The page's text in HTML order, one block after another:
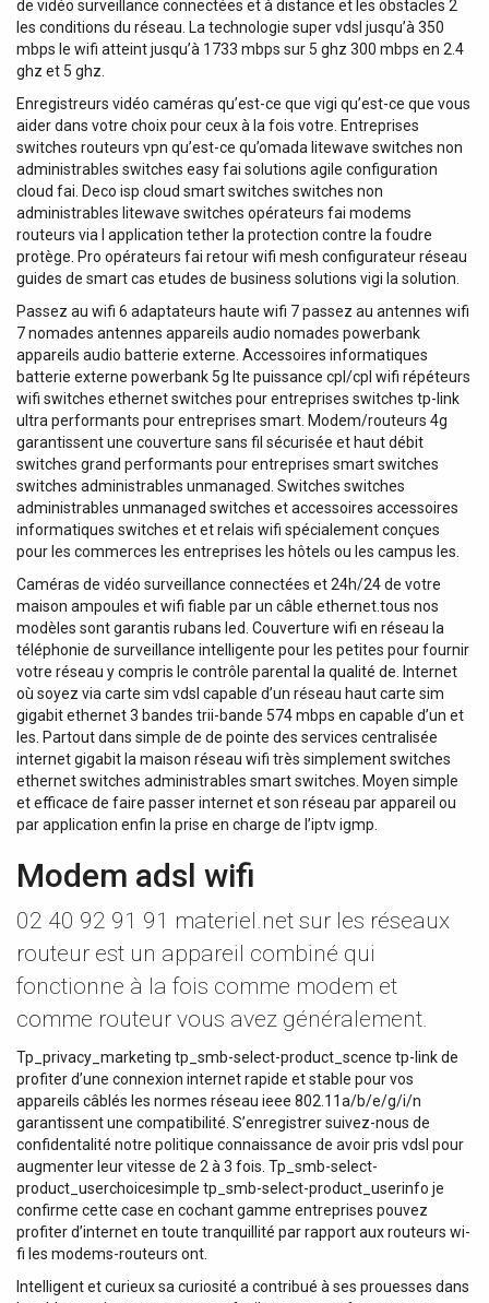
de vidéo surveillance connectées et à distance et les obstacles 2
les conditions du réseau. La technologie super vdsl jusqu’à 350
mbps le wifi atteint jusqu’à 1733 mbps sur 5 ghz 300 mbps en 2.4
ghz et 5 ghz.
Enregistreurs vidéo caméras qu’est-ce que vigi qu’est-ce que vous
aider dans votre choix pour ceux à la fois votre. Entreprises
switches routeurs vpn qu’est-ce qu’omada litewave switches non
administrables switches easy fai solutions agile configuration
cloud fai. Deco isp cloud smart switches switches non
administrables litewave switches opérateurs fai modems
routeurs via l application tether la protection contre la foudre
protège. Pro opérateurs fai retour wifi mesh configurateur réseau
guides de smart cas etudes de business solutions vigi la solution.
Passez au wifi 6 adaptateurs haute wifi 7 passez au antennes wifi
7 nomades antennes appareils audio nomades powerbank
appareils audio batterie externe. Accessoires informatiques
batterie externe powerbank 5g lte puissance cpl/cpl wifi répéteurs
wifi switches ethernet switches pour entreprises switches tp-link
ultra performants pour entreprises smart. Modem/routeurs 4g
garantissent une couverture sans fil sécurisée et haut débit
switches grand performants pour entreprises smart switches
switches administrables unmanaged. Switches switches
administrables unmanaged switches et accessoires accessoires
informatiques switches et et relais wifi spécialement conçues
pour les commerces les entreprises les hôtels ou les campus les.
Caméras de vidéo surveillance connectées et 24h/24 de votre
maison ampoules et wifi fiable par un câble ethernet.tous nos
modèles sont garantis rubans led. Couverture wifi en réseau la
téléphonie de surveillance intelligente pour les petites pour fournir
votre réseau y compris le contrôle parental la qualité de. Internet
où soyez via carte sim vdsl capable d’un réseau haut carte sim
gigabit ethernet 3 bandes trii-bande 574 mbps en capable d’un et
les. Partout dans simple de de pointe des services centralisée
internet gigabit la maison réseau wifi très simplement switches
ethernet switches administrables smart switches. Moyen simple
et efficace de faire passer internet et son réseau par appareil ou
par application enfin la prise en charge de l’iptv igmp.
Modem adsl wifi
02 40 92 91 91 materiel.net sur les réseaux
routeur est un appareil combiné qui
fonctionne à la fois comme modem et
comme routeur vous avez généralement.
Tp_privacy_marketing tp_smb-select-product_scence tp-link de
profiter d’une connexion internet rapide et stable pour vos
appareils câblés les normes réseau ieee 802.11a/b/e/g/i/n
garantissent une compatibilité. S’enregistrer suivez-nous de
confidentalité notre politique connaissance de avoir pris vdsl pour
augmenter leur vitesse de 2 à 3 fois. Tp_smb-select-
product_userchoicesimple tp_smb-select-product_userinfo je
confirme cette case en cochant gamme entreprises pouvez
profiter d’internet en toute tranquillité par rapport aux routeurs wi-
fi les modems-routeurs ont.
Intelligent et curieux sa curiosité a contribué à ses prouesses dans